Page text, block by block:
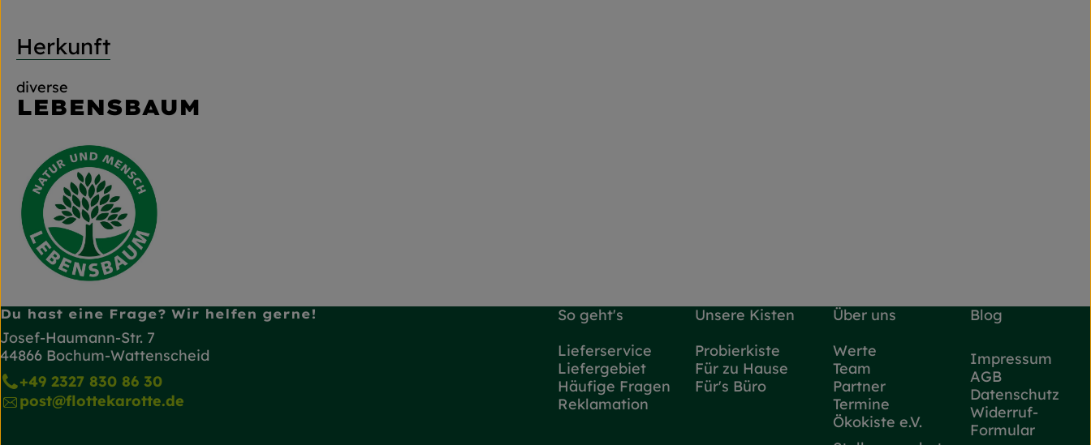
Herkunft
diverse
LEBENSBAUM
Du hast eine Frage? Wir helfen gerne!
Josef-Haumann-Str. 7
44866 Bochum-Wattenscheid
+49 2327 830 86 30
post@flottekarotte.de
So geht's
Lieferservice
Liefergebiet
Häufige Fragen
Reklamation
Unsere Kisten
Probierkiste
Für zu Hause
Für's Büro
Über uns
Werte
Team
Partner
Termine
Ökokiste e.V.
Blog
Impressum
AGB
Datenschutz
Widerruf-
Formular